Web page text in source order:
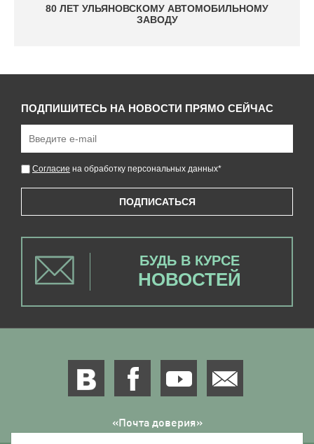
80 ЛЕТ УЛЬЯНОВСКОМУ АВТОМОБИЛЬНОМУ
ЗАВОДУ
ПОДПИШИТЕСЬ НА НОВОСТИ ПРЯМО СЕЙЧАС
ПОДПИСАТЬСЯ
Согласие на обработку персональных данных*
БУДЬ В КУРСЕ
НОВОСТЕЙ
«Почта доверия»